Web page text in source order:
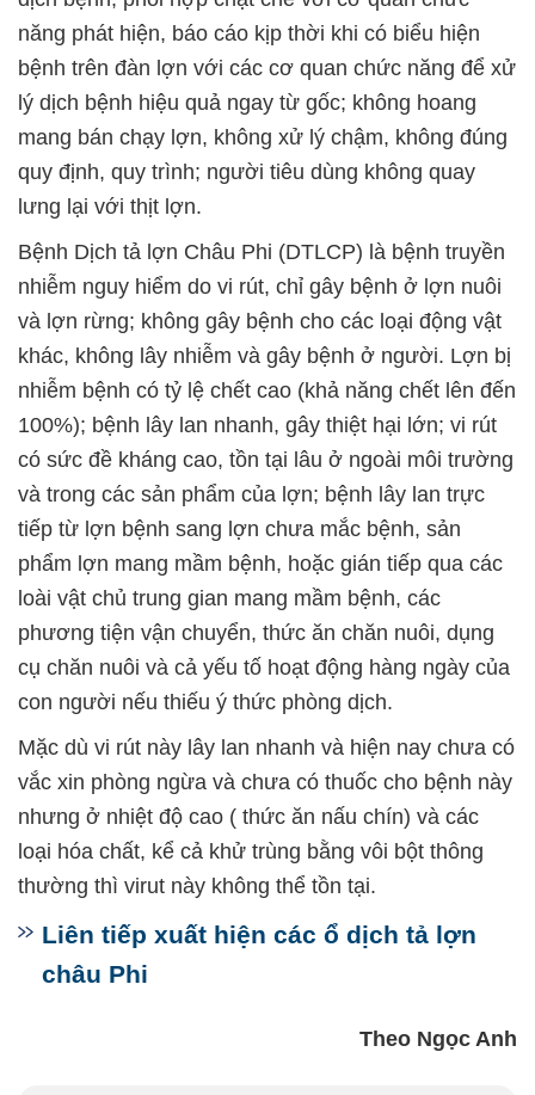
năng phát hiện, báo cáo kịp thời khi có biểu hiện
bệnh trên đàn lợn với các cơ quan chức năng để xử
lý dịch bệnh hiệu quả ngay từ gốc; không hoang
mang bán chạy lợn, không xử lý chậm, không đúng
quy định, quy trình; người tiêu dùng không quay
lưng lại với thịt lợn.
Bệnh Dịch tả lợn Châu Phi (DTLCP) là bệnh truyền
nhiễm nguy hiểm do vi rút, chỉ gây bệnh ở lợn nuôi
và lợn rừng; không gây bệnh cho các loại động vật
khác, không lây nhiễm và gây bệnh ở người. Lợn bị
nhiễm bệnh có tỷ lệ chết cao (khả năng chết lên đến
100%); bệnh lây lan nhanh, gây thiệt hại lớn; vi rút
có sức đề kháng cao, tồn tại lâu ở ngoài môi trường
và trong các sản phẩm của lợn; bệnh lây lan trực
tiếp từ lợn bệnh sang lợn chưa mắc bệnh, sản
phẩm lợn mang mầm bệnh, hoặc gián tiếp qua các
loài vật chủ trung gian mang mầm bệnh, các
phương tiện vận chuyển, thức ăn chăn nuôi, dụng
cụ chăn nuôi và cả yếu tố hoạt động hàng ngày của
con người nếu thiếu ý thức phòng dịch.
Mặc dù vi rút này lây lan nhanh và hiện nay chưa có
vắc xin phòng ngừa và chưa có thuốc cho bệnh này
nhưng ở nhiệt độ cao ( thức ăn nấu chín) và các
loại hóa chất, kể cả khử trùng bằng vôi bột thông
thường thì virut này không thể tồn tại.
Liên tiếp xuất hiện các ổ dịch tả lợn
châu Phi
Theo Ngọc Anh